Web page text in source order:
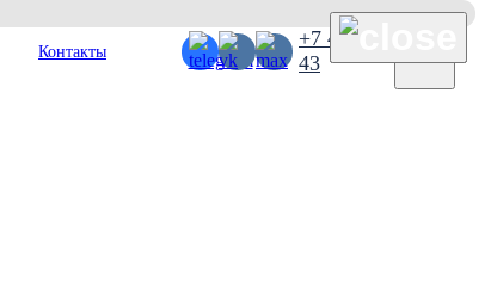
Контакты
+7 495 127 38
43
×